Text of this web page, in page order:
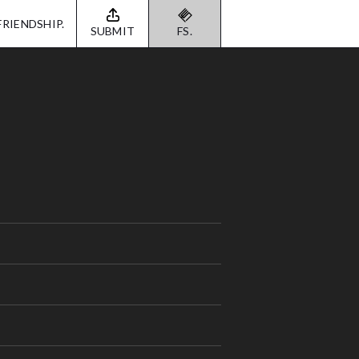
SUBMIT FS.